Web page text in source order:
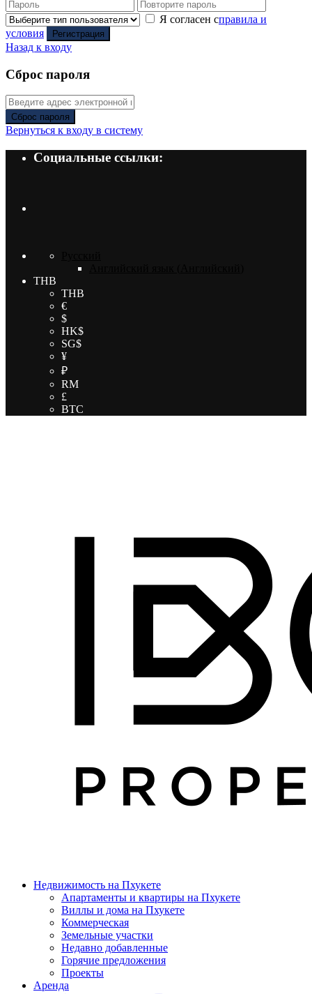
Я согласен справила и
условия
Регистрация
Назад к входу
Сброс пароля
Сброс пароля
Вернуться к входу в систему
Социальные ссылки:
THB
THB
€
$
HK$
SG$
¥
₽
RM
£
BTC
Недвижимость на Пхукете
Апартаменты и квартиры на Пхукете
Виллы и дома на Пхукете
Коммерческая
Земельные участки
Недавно добавленные
Горячие предложения
Проекты
Аренда